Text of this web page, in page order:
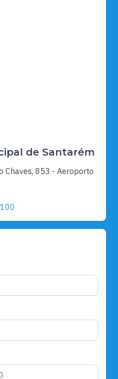
de Santarém
Chaves, 853 - Aeroporto